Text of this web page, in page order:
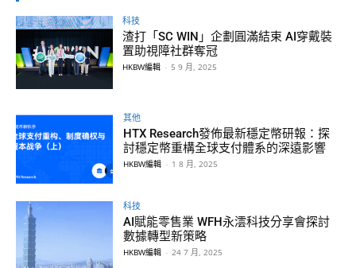
科技
渣打「SC WIN」企劃圓滿結束 AI穿戴裝
置助視障社群奪冠
HKBW編輯 - 5 9 月, 2025
其他
HTX Research發佈最新穩定幣研報：探
討穩定幣重構全球支付體系的深遠影響
HKBW編輯 - 1 8 月, 2025
科技
AI賦能零售業 WFH永澐科技分享會探討
數據轉型新策略
HKBW編輯 - 24 7 月, 2025